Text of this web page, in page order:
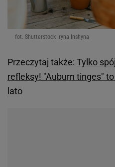
fot. Shutterstock Iryna Inshyna
Przeczytaj także: Tylko
refleksy! "Auburn tinges"
lato